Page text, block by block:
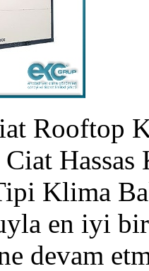
Rooftop
Klima
en iyi
devam